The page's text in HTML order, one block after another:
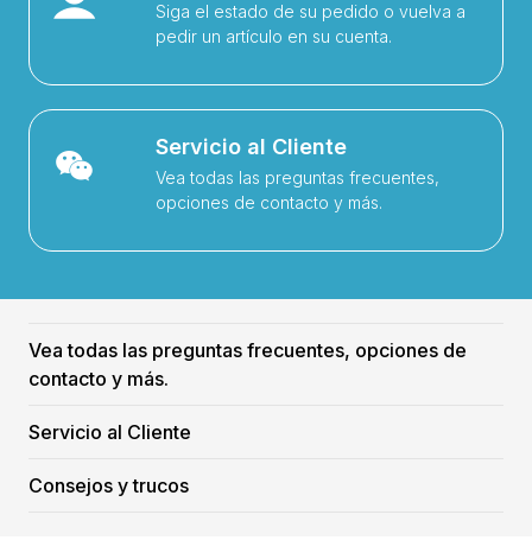
Siga el estado de su pedido o vuelva a
pedir un artículo en su cuenta.
Servicio al Cliente
Vea todas las preguntas frecuentes,
opciones de contacto y más.
Vea todas las preguntas frecuentes, opciones de
contacto y más.
Servicio al Cliente
Consejos y trucos